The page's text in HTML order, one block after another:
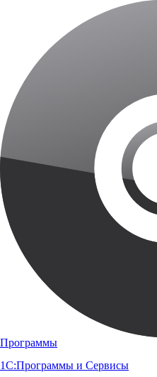
Программы
1С:Программы и Сервисы